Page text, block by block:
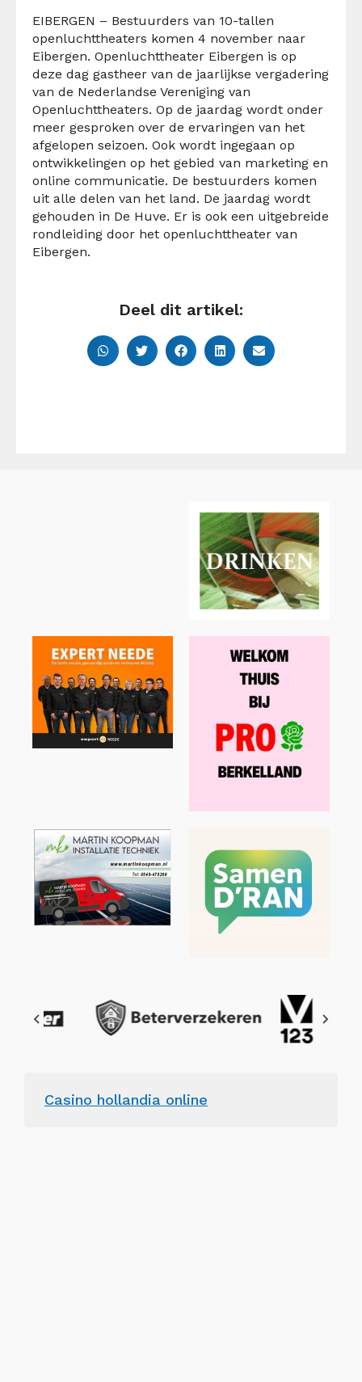
EIBERGEN – Bestuurders van 10-tallen
openluchttheaters komen 4 november naar
Eibergen. Openluchttheater Eibergen is op
deze dag gastheer van de jaarlijkse vergadering
van de Nederlandse Vereniging van
Openluchttheaters. Op de jaardag wordt onder
meer gesproken over de ervaringen van het
afgelopen seizoen. Ook wordt ingegaan op
ontwikkelingen op het gebied van marketing en
online communicatie. De bestuurders komen
uit alle delen van het land. De jaardag wordt
gehouden in De Huve. Er is ook een uitgebreide
rondleiding door het openluchttheater van
Eibergen.
Deel dit artikel:
Casino hollandia online